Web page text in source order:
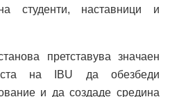
студенти, наставници и
претставува значаен
на IBU да обезбеди
и да создаде средина